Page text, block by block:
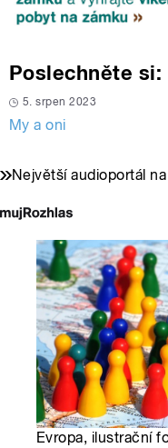
Poslechněte si:
5. srpen 2023
My a oni
Největší audioportál
Evropa, ilustrační